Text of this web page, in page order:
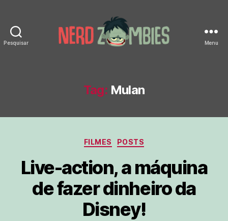
Pesquisar Menu
Tag: Mulan
Categorias
FILMES POSTS
Live-action, a máquina
de fazer dinheiro da
Disney!